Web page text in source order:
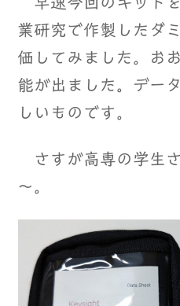
業研究で作製したダ
価してみました。お
能が出ました。デー
しいものです。
さすが高専の学生
～。